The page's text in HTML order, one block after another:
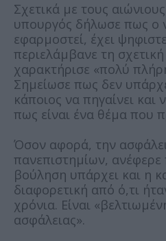
Σχετικά με τους
υπουργός δήλωσε πως ο
εφαρμοστεί, έχει
περιελάμβανε τη
χαρακτήρισε «πολύ
Σημείωσε πως δεν
κάποιος να πηγαίνει και
πως είναι ένα θέμα που
Όσον αφορά, την
πανεπιστημίων, ανέφερε
βούληση υπάρχει και η
διαφορετική από ό,τι
χρόνια. Είναι
ασφάλειας».